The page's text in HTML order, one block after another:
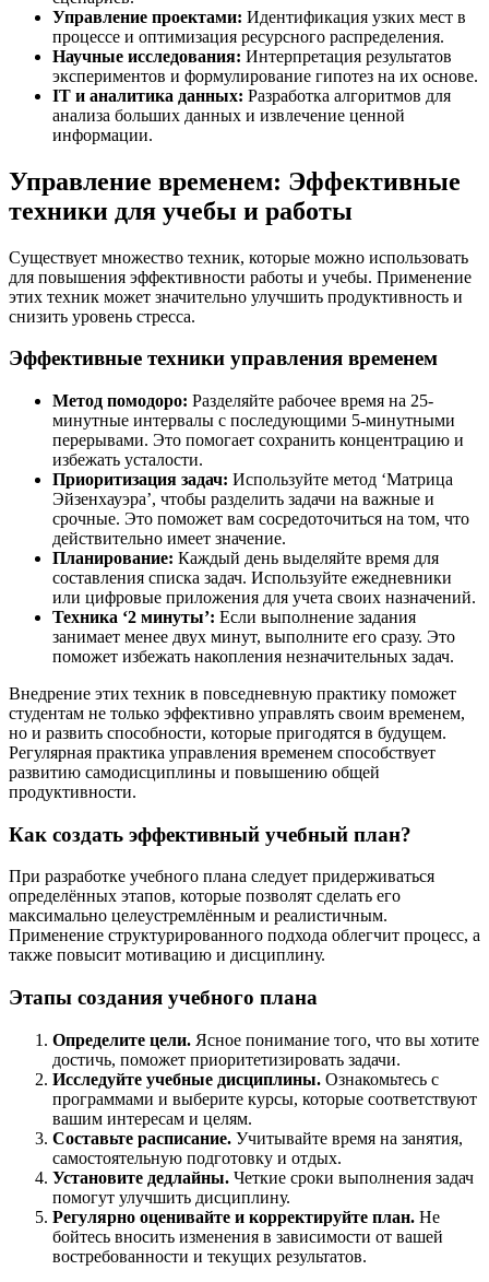
Управление проектами: Идентификация узких мест в
процессе и оптимизация ресурсного распределения.
Научные исследования: Интерпретация результатов
экспериментов и формулирование гипотез на их основе.
IT и аналитика данных: Разработка алгоритмов для
анализа больших данных и извлечение ценной
информации.
Управление временем: Эффективные
техники для учебы и работы
Существует множество техник, которые можно использовать
для повышения эффективности работы и учебы. Применение
этих техник может значительно улучшить продуктивность и
снизить уровень стресса.
Эффективные техники управления временем
Метод помодоро: Разделяйте рабочее время на 25-
минутные интервалы с последующими 5-минутными
перерывами. Это помогает сохранить концентрацию и
избежать усталости.
Приоритизация задач: Используйте метод ‘Матрица
Эйзенхауэра’, чтобы разделить задачи на важные и
срочные. Это поможет вам сосредоточиться на том, что
действительно имеет значение.
Планирование: Каждый день выделяйте время для
составления списка задач. Используйте ежедневники
или цифровые приложения для учета своих назначений.
Техника ‘2 минуты’: Если выполнение задания
занимает менее двух минут, выполните его сразу. Это
поможет избежать накопления незначительных задач.
Внедрение этих техник в повседневную практику поможет
студентам не только эффективно управлять своим временем,
но и развить способности, которые пригодятся в будущем.
Регулярная практика управления временем способствует
развитию самодисциплины и повышению общей
продуктивности.
Как создать эффективный учебный план?
При разработке учебного плана следует придерживаться
определённых этапов, которые позволят сделать его
максимально целеустремлённым и реалистичным.
Применение структурированного подхода облегчит процесс, а
также повысит мотивацию и дисциплину.
Этапы создания учебного плана
Определите цели. Ясное понимание того, что вы хотите
достичь, поможет приоритетизировать задачи.
Исследуйте учебные дисциплины. Ознакомьтесь с
программами и выберите курсы, которые соответствуют
вашим интересам и целям.
Составьте расписание. Учитывайте время на занятия,
самостоятельную подготовку и отдых.
Установите дедлайны. Четкие сроки выполнения задач
помогут улучшить дисциплину.
Регулярно оценивайте и корректируйте план. Не
бойтесь вносить изменения в зависимости от вашей
востребованности и текущих результатов.